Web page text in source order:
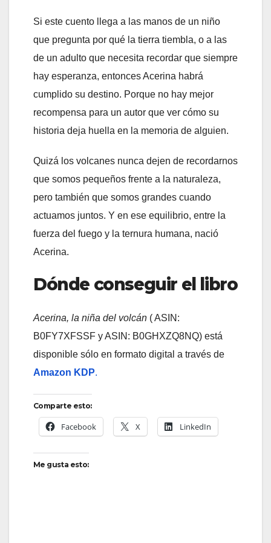
Si este cuento llega a las manos de un niño
que pregunta por qué la tierra tiembla, o a las
de un adulto que necesita recordar que siempre
hay esperanza, entonces Acerina habrá
cumplido su destino. Porque no hay mejor
recompensa para un autor que ver cómo su
historia deja huella en la memoria de alguien.
Quizá los volcanes nunca dejen de recordarnos
que somos pequeños frente a la naturaleza,
pero también que somos grandes cuando
actuamos juntos. Y en ese equilibrio, entre la
fuerza del fuego y la ternura humana, nació
Acerina.
Dónde conseguir el libro
Acerina, la niña del volcán ( ASIN:
‎B0FY7XFSSF y ASIN: B0GHXZQ8NQ) está
disponible sólo en formato digital a través de
Amazon KDP.
Comparte esto:
Facebook X LinkedIn
Me gusta esto: